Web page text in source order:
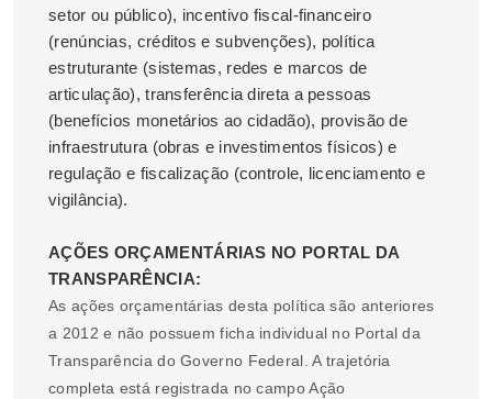
setor ou público), incentivo fiscal-financeiro
(renúncias, créditos e subvenções), política
estruturante (sistemas, redes e marcos de
articulação), transferência direta a pessoas
(benefícios monetários ao cidadão), provisão de
infraestrutura (obras e investimentos físicos) e
regulação e fiscalização (controle, licenciamento e
vigilância).
AÇÕES ORÇAMENTÁRIAS NO PORTAL DA
TRANSPARÊNCIA:
As ações orçamentárias desta política são anteriores
a 2012 e não possuem ficha individual no Portal da
Transparência do Governo Federal. A trajetória
completa está registrada no campo Ação